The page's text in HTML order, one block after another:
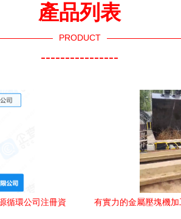
產品列表
PRODUCT
----------------
循環公司注冊資
有實力的金屬壓塊機